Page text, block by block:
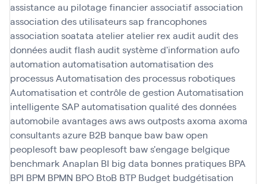
assistance au pilotage financierassociatifassociation
association des utilisateurs sap francophones
association soatata atelieratelier rex auditaudit des
donnéesaudit flashaudit système d'information aufo
automation automatisation automatisation des
processusAutomatisation des processus robotiques
Automatisation et contrôle de gestion Automatisation
intelligente SAPautomatisation qualité des données
automobileavantagesawsaws outpostsaxoma axoma
consultantsazure B2B banque baw baw open
peoplesoft baw peoplesoft baw s'engage belgique
benchmark Anaplan BI big data bonnes pratiques BPA
BPI BPM BPMN BPO BtoB BTP Budget budgétisation